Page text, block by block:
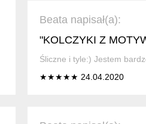
Beata napisał(a):
"KOLCZYKI Z
Śliczne i tyle:) Jestem
★★★★★ 24.04.2020